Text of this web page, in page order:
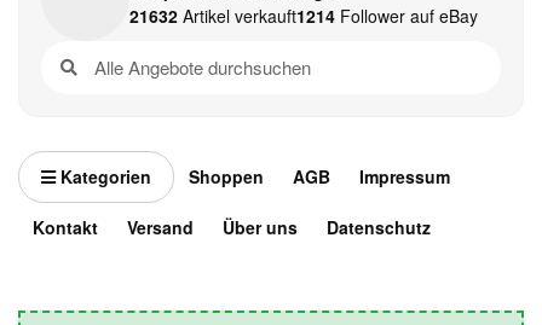
21632Artikel verkauft1214Follower auf eBay
Kategorien Shoppen AGB Impressum
Kontakt Versand Über uns Datenschutz